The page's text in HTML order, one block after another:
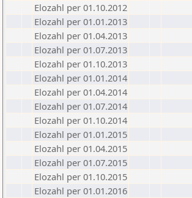
Elozahl per 01.10.2012
Elozahl per 01.01.2013
Elozahl per 01.04.2013
Elozahl per 01.07.2013
Elozahl per 01.10.2013
Elozahl per 01.01.2014
Elozahl per 01.04.2014
Elozahl per 01.07.2014
Elozahl per 01.10.2014
Elozahl per 01.01.2015
Elozahl per 01.04.2015
Elozahl per 01.07.2015
Elozahl per 01.10.2015
Elozahl per 01.01.2016